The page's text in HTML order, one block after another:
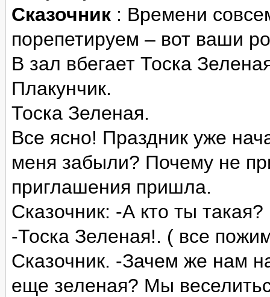
Сказочник : Времени
порепетируем – вот ваши
В зал вбегает Тоска
Плакунчик.
Тоска Зеленая.
Все ясно! Праздник уже
меня забыли? Почему не
приглашения пришла.
Сказочник: -А кто ты такая?
-Тоска Зеленая!. ( все
Сказочник. -Зачем же нам
еще зеленая? Мы